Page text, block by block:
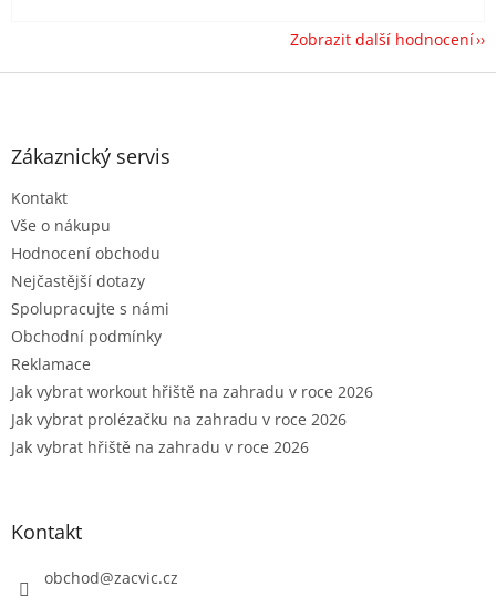
Zobrazit další hodnocení
Z
Zákaznický servis
Kontakt
Vše o nákupu
Hodnocení obchodu
Nejčastější dotazy
Spolupracujte s námi
Obchodní podmínky
Reklamace
Jak vybrat workout hřiště na zahradu v roce 2026
Jak vybrat prolézačku na zahradu v roce 2026
Jak vybrat hřiště na zahradu v roce 2026
Kontakt
obchod@zacvic.cz